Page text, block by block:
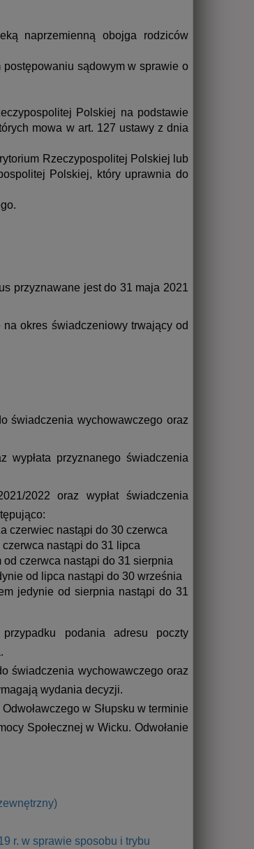
naprzemienną obojga rodziców
sądowym w sprawie o
Polskiej na podstawie
mowa w art. 127 ustawy z dnia
Rzeczypospolitej Polskiej lub
Polskiej, który uprawnia do
przyznawane jest do 31 maja 2021
okres świadczeniowy trwający od
świadczenia wychowawczego oraz
wypłata przyznanego świadczenia
2022 oraz wypłat świadczenia
czerwiec nastąpi do 30 czerwca
nastąpi do 31 lipca
czerwca nastąpi do 31 sierpnia
od lipca nastąpi do 30 września
jedynie od sierpnia nastąpi do 31
podania adresu poczty
świadczenia wychowawczego oraz
wydania decyzji.
w Słupsku w terminie
Społecznej w Wicku. Odwołanie
r. w sprawie sposobu i trybu